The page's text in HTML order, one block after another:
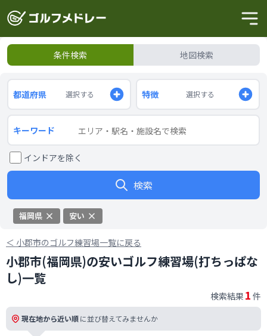
条件検索 地図検索
都道府県 選択する 特徴 選択する
キーワード
インドアを除く
検索
福岡県 安い
＜ 小郡市のゴルフ練習場一覧に戻る
小郡市(福岡県)の安いゴルフ練習場(打ちっぱな
し)一覧
検索結果 1 件
現在地から近い順に並び替えてみませんか